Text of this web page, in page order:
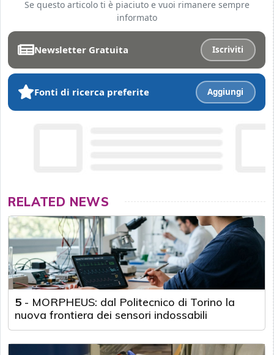
Se questo articolo ti è piaciuto e vuoi rimanere sempre
informato
Newsletter Gratuita Iscriviti
Fonti di ricerca preferite Aggiungi
RELATED NEWS
5 - MORPHEUS: dal Politecnico di Torino la
nuova frontiera dei sensori indossabili